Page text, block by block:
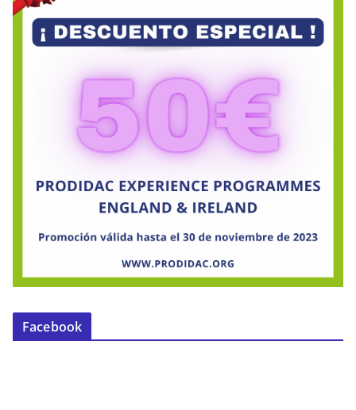
Facebook